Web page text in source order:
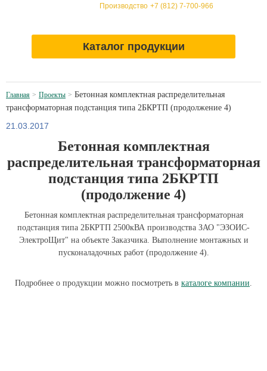
Производство +7 (812) 7-700-966
Каталог продукции
Главная Проекты
Бетонная комплектная распределительная
трансформаторная подстанция типа 2БКРТП (продолжение 4)
21.03.2017
Бетонная комплектная
распределительная трансформаторная
подстанция типа 2БКРТП
(продолжение 4)
Бетонная комплектная распределительная трансформаторная
подстанция типа 2БКРТП 2500кВА производства ЗАО "ЭЗОИС-
ЭлектроЩит" на объекте Заказчика. Выполнение монтажных и
пусконаладочных работ (продолжение 4).
Подробнее о продукции можно посмотреть в каталоге компании